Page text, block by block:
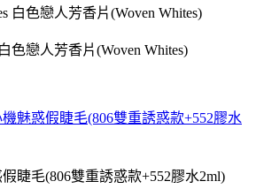
色戀人芳香片(Woven Whites)
魅惑假睫毛(806雙重誘惑款+552膠水